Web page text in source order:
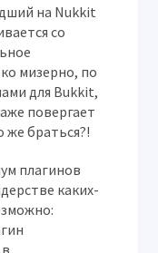
на Nukkit
со
мизерно, по
для Bukkit,
повергает
же браться?!
плагинов
каких-